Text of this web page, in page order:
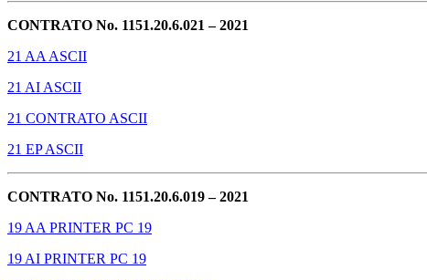
CONTRATO No. 1151.20.6.021 – 2021
21 AA ASCII
21 AI ASCII
21 CONTRATO ASCII
21 EP ASCII
CONTRATO No. 1151.20.6.019 – 2021
19 AA PRINTER PC 19
19 AI PRINTER PC 19